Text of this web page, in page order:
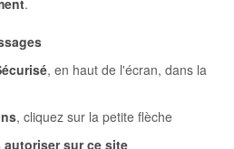
.
, en haut de l'écran, dans la
, cliquez sur la petite flèche
autoriser sur ce site